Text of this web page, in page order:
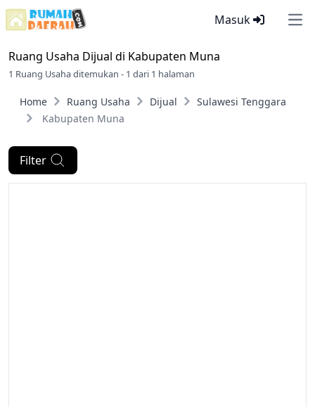
Masuk
Ruang Usaha Dijual di Kabupaten Muna
1 Ruang Usaha ditemukan - 1 dari 1 halaman
Home Ruang Usaha Dijual
Sulawesi Tenggara
Kabupaten Muna
Filter